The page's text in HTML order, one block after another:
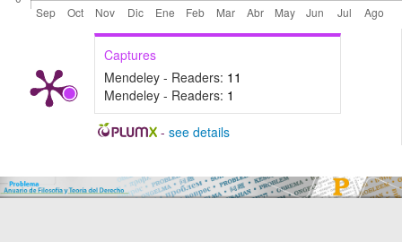
Captures
Mendeley - Readers: 11
Mendeley - Readers: 1
- see details